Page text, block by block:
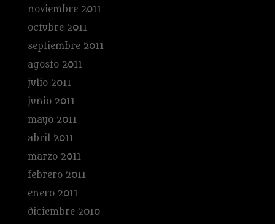
noviembre 2011
octubre 2011
septiembre 2011
agosto 2011
julio 2011
junio 2011
mayo 2011
abril 2011
marzo 2011
febrero 2011
enero 2011
diciembre 2010